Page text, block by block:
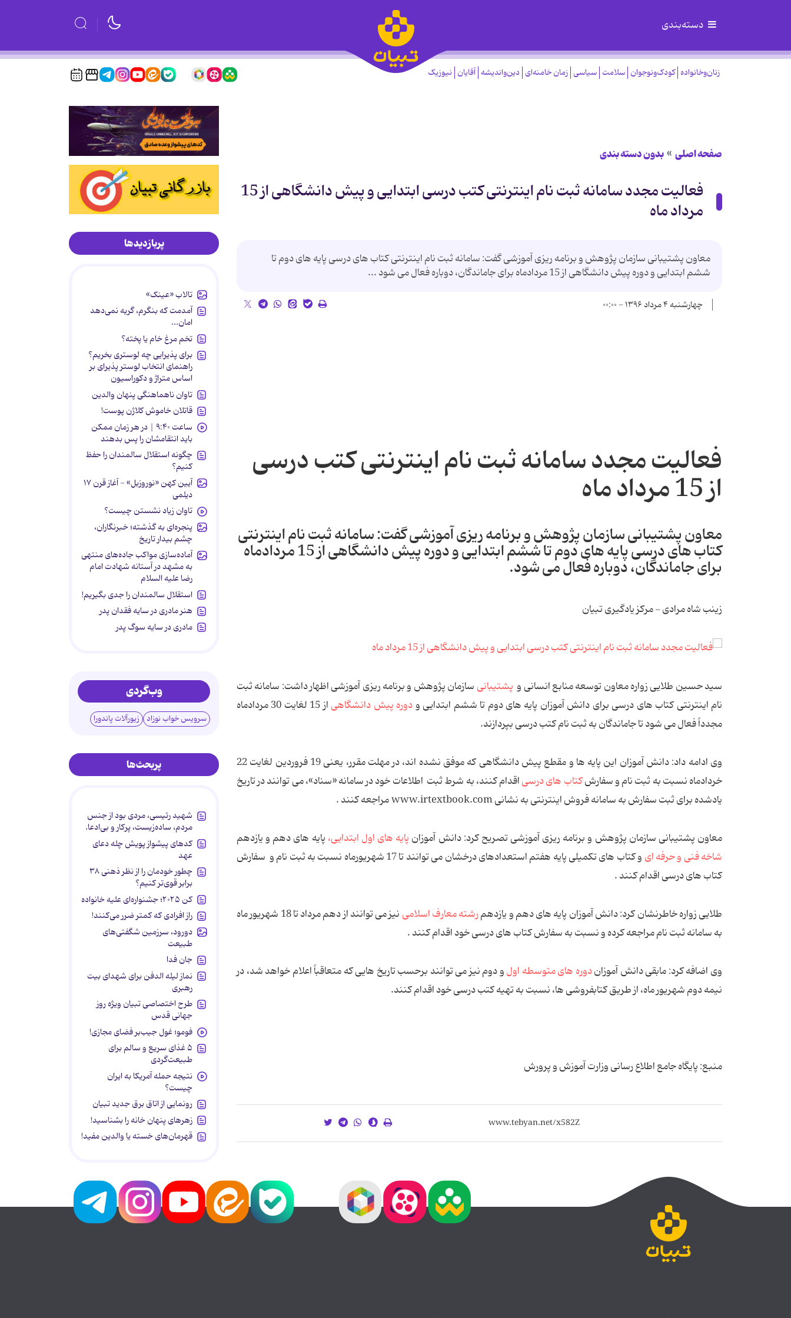
دسته‌بندی
زنان‌وخانواده کودک‌ونوجوان سلامت سیاسی زمان خامنه‌ای دین‌واندیشه آقایان نیوزیک
صفحه اصلی بدون دسته بندی
فعالیت مجدد سامانه ثبت نام اینترنتی کتب درسی ابتدایی و پیش دانشگاهی از 15
مرداد ماه
معاون پشتیبانی سازمان پژوهش و برنامه ریزی آموزشی گفت: سامانه ثبت نام اینترنتی کتاب های درسی پایه های دوم تا
ششم ابتدایی و دوره پیش دانشگاهی از 15 مردادماه برای جاماندگان، دوباره فعال می شود ...
چهارشنبه ۴ مرداد ۱۳۹۶ - ۰۰:۰۰
فعالیت مجدد سامانه ثبت نام اینترنتی کتب درسی
از 15 مرداد ماه
معاون پشتیبانی سازمان پژوهش و برنامه ریزی آموزشی گفت: سامانه ثبت نام اینترنتی
کتاب های درسی پایه های دوم تا ششم ابتدایی و دوره پیش دانشگاهی از 15 مردادماه
برای جاماندگان، دوباره فعال می شود.
زینب شاه مرادی - مرکز یادگیری تبیان
سید حسین طلایی زواره معاون توسعه منابع انسانی و پشتیبانی سازمان پژوهش و برنامه ریزی آموزشی اظهار داشت: سامانه ثبت
نام اینترنتی کتاب های درسی برای دانش آموزان پایه های دوم تا ششم ابتدایی ودوره پیش دانشگاهی
از 15 لغایت 30 مردادماه
مجدداً فعال می شود تا جاماندگان به ثبت نام کتب درسی بپردازند.
وی ادامه داد: دانش آموزان این پایه ها و مقطع پیش دانشگاهی که موفق نشده اند، در مهلت مقرر، یعنی 19 فروردین لغایت 22
خردادماه نسبت به ثبت نام و سفارشکتاب های درسیاقدام کنند، به شرط ثبت اطلاعات خود در سامانه «سناد»، می توانند در تاریخ
یادشده برای ثبت سفارش به سامانه فروش اینترنتی به نشانی www.irtextbook.com مراجعه کنند .
معاون پشتیبانی سازمان پژوهش و برنامه ریزی آموزشی تصریح کرد: دانش آموزان پایه های اول ابتدایی، پایه های دهم و یازدهم
شاخه فنی و حرفه ای
و کتاب های تکمیلی پایه هفتم استعدادهای درخشان می توانند تا 17 شهریورماه نسبت به ثبت نام و سفارش
کتاب های درسی اقدام کنند .
طلایی زواره خاطرنشان کرد: دانش آموزان پایه های دهم و یازدهمرشته معارف اسلامی
نیز می توانند از دهم مرداد تا 18 شهریور ماه
به سامانه ثبت نام مراجعه کرده و نسبت به سفارش کتاب های درسی خود اقدام کنند .
وی اضافه کرد: مابقی دانش آموزاندوره های متوسطه اولو دوم نیز می توانند برحسب تاریخ هایی که متعاقباً اعلام خواهد شد، در
نیمه دوم شهریور ماه، از طریق کتابفروشی ها، نسبت به تهیه کتب درسی خود اقدام کنند.
منبع: پایگاه جامع اطلاع رسانی وزارت آموزش و پرورش
پربازدیدها
تالاب «عینک»
آمدمت که بنگرم، گریه نمی‌دهد
امان...
تخم مرغ خام یا پخته؟
برای پذیرایی چه لوستری بخریم؟
راهنمای انتخاب لوستر پذیرای بر
اساس متراژ و دکوراسیون
تاوان ناهماهنگی پنهان والدین
قاتلان خاموش کلاژن پوست!
ساعت ۹:۴۰ | در هر زمان ممکن
باید انتقامشان را پس بدهند
چگونه استقلال سالمندان را حفظ
کنیم؟
آیین کهن «نوروزبل» - آغاز قرن ۱۷
دیلمی
تاوان زیاد نشستن چیست؟
پنجره‌ای به گذشته؛ خبرنگاران،
چشم بیدار تاریخ
آماده‌سازی مواکب جاده‌های منتهی
به مشهد در آستانه شهادت امام
رضا علیه السلام
استقلال سالمندان را جدی بگیریم!
هنر مادری در سایه‌ فقدان پدر
مادری در سایه سوگ پدر
وب‌گردی
سرویس خواب نوزاد زیورآلات پاندورا
پربحث‌ها
شهید رئیسی، مردی بود از جنس
مردم، ساده‌زیست، پرکار و بی‌ادعا.
کدهای پیشواز پویش چله دعای
عهد
چطور خودمان را از نظر ذهنی ۳۸
برابر قوی‌تر کنیم؟
کن ۲۰۲۵؛ جشنواره‌ای علیه خانواده
راز افرادی که کمتر ضرر می‌کنند!
دورود، سرزمین شگفتی‌های
طبیعت
جان فدا
نماز لیله الدفن برای شهدای بیت
رهبری
طرح اختصاصی تبیان ویژه روز
جهانی قدس
فومو؛ غول جیب‌بر فضای مجازی!
۵ غذای سریع و سالم برای
طبیعت‌گردی
نتیجه حمله آمریکا به ایران
چیست؟
رونمایی از اتاق برق جدید تبیان
زهرهای پنهان خانه را بشناسید!
قهرمان‌های خسته یا والدین مفید!